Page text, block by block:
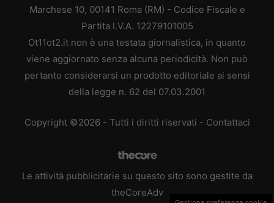
Marchese 10, 00141 Roma (RM) - Codice Fiscale e
Partita I.V.A. 12279101005
Ot11ot2.it non è una testata giornalistica, in quanto
viene aggiornato senza alcuna periodicità. Non può
pertanto considerarsi un prodotto editoriale ai sensi
della legge n. 62 del 07.03.2001
Copyright ©2026 - Tutti i diritti riservati - Contattaci
Le attività pubblicitarie su questo sito sono gestite da
theCoreAdv